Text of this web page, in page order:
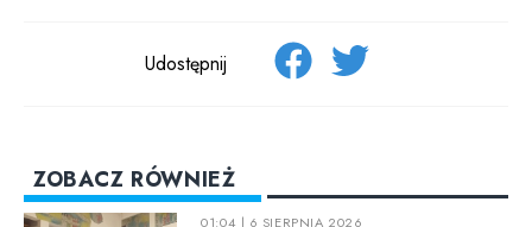
Udostępnij
ZOBACZ RÓWNIEŻ
01:04 | 6 SIERPNIA 2026